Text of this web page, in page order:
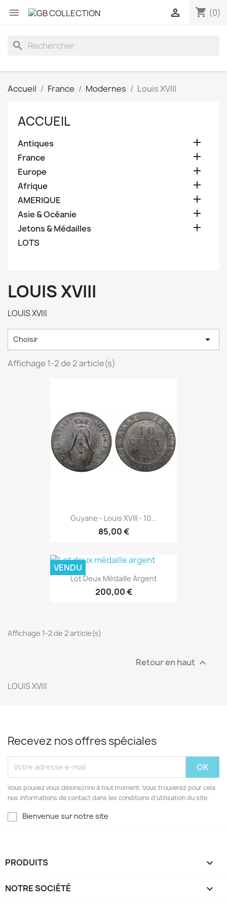
 shopping_cart (0)

search
Accueil France Modernes Louis XVIII
ACCUEIL
Antiques 
France 
Europe 
Afrique 
AMERIQUE 
Asie & Océanie 
Jetons & Médailles 
LOTS
LOUIS XVIII
LOUIS XVIII
Choisir 
Affichage 1-2 de 2 article(s)
Guyane - Louis XVIII - 10...
85,00 €
Lot Deux Médaille Argent
200,00 €
VENDU
Affichage 1-2 de 2 article(s)
Retour en haut 
LOUIS XVIII
Recevez nos offres spéciales
Vous pouvez vous désinscrire à tout moment. Vous trouverez pour cela
nos informations de contact dans les conditions d'utilisation du site.
Bienvenue sur notre site
PRODUITS 
NOTRE SOCIÉTÉ 